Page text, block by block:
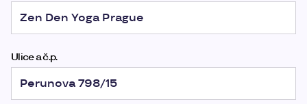
Ulice a č.p.